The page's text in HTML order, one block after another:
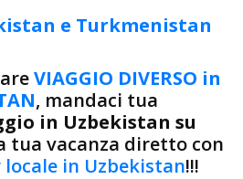
e Turkmenistan
VIAGGIO DIVERSO in
, mandaci tua
in Uzbekistan su
tua vacanza diretto con
in Uzbekistan!!!